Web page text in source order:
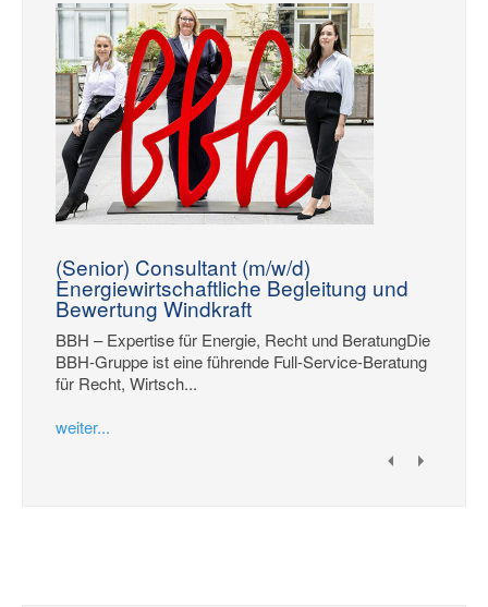
(Senior) Consultant (m/w/d)
Energiewirtschaftliche Begleitung und
Bewertung Windkraft
BBH – Expertise für Energie, Recht und BeratungDie
BBH-Gruppe ist eine führende Full-Service-Beratung
für Recht, Wirtsch...
weiter...